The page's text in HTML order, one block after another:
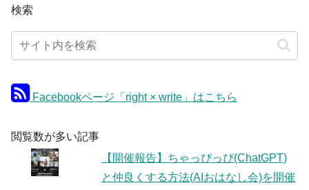
検索
Facebookページ「right × write」はこちら
閲覧数が多い記事
【開催報告】ちゃっぴっぴ(ChatGPT)
と仲良くする方法(AIおはなし会)を開催